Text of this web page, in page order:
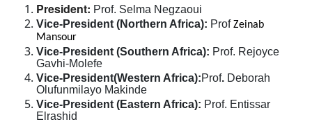
President: Prof. Selma Negzaoui
Vice-President (Northern Africa): ProfZeinab
Mansour
Vice-President (Southern Africa): Prof. Rejoyce
Gavhi-Molefe
Vice-President(Western Africa):Prof. Deborah
Olufunmilayo Makinde
Vice-President (Eastern Africa): Prof. Entissar
Elrashid